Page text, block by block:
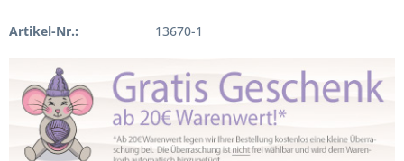
Artikel-Nr.: 13670-1